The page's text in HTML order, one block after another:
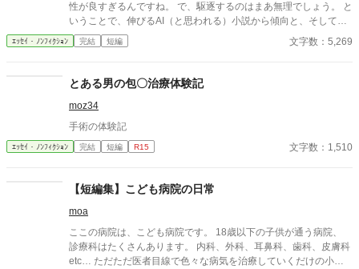
性が良すぎるんですね。 で、駆逐するのはまあ無理でしょう。 と
いうことで、伸びるAI（と思われる）小説から傾向と、そして自
筆系にも生かせること、そしてAIには無理なことに関して。
ｴｯｾｲ・ﾉﾝﾌｨｸｼｮﾝ 完結 短編 文字数：5,269
とある男の包〇治療体験記
moz34
手術の体験記
ｴｯｾｲ・ﾉﾝﾌｨｸｼｮﾝ 完結 短編 R15 文字数：1,510
【短編集】こども病院の日常
moa
ここの病院は、こども病院です。 18歳以下の子供が通う病院、
診療科はたくさんあります。 内科、外科、耳鼻科、歯科、皮膚科
etc… ただただ医者目線で色々な病気を治療していくだけの小説